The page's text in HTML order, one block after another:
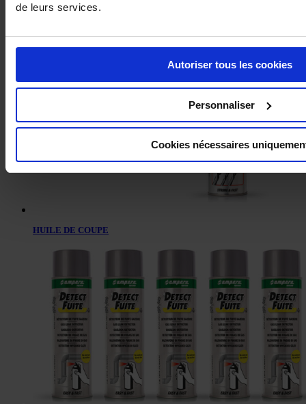
de leurs services.
Autoriser tous les cookies
Personnaliser
Cookies nécessaires
DÉCAPANT ENLÈVE GRAFFITI
HUILE DE COUPE